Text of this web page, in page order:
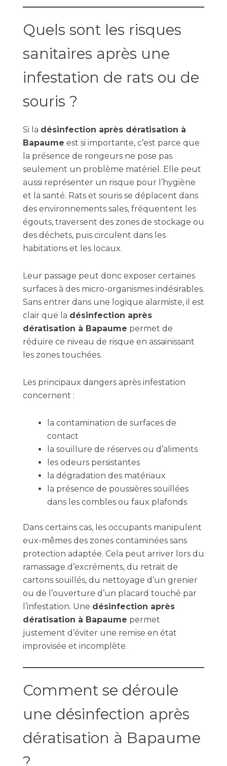
Quels sont les risques
sanitaires après une
infestation de rats ou de
souris ?
Si la désinfection après dératisation à
Bapaume est si importante, c’est parce que
la présence de rongeurs ne pose pas
seulement un problème matériel. Elle peut
aussi représenter un risque pour l’hygiène
et la santé. Rats et souris se déplacent dans
des environnements sales, fréquentent les
égouts, traversent des zones de stockage ou
des déchets, puis circulent dans les
habitations et les locaux.
Leur passage peut donc exposer certaines
surfaces à des micro-organismes indésirables.
Sans entrer dans une logique alarmiste, il est
clair que la désinfection après
dératisation à Bapaume permet de
réduire ce niveau de risque en assainissant
les zones touchées.
Les principaux dangers après infestation
concernent :
la contamination de surfaces de
contact
la souillure de réserves ou d’aliments
les odeurs persistantes
la dégradation des matériaux
la présence de poussières souillées
dans les combles ou faux plafonds
Dans certains cas, les occupants manipulent
eux-mêmes des zones contaminées sans
protection adaptée. Cela peut arriver lors du
ramassage d’excréments, du retrait de
cartons souillés, du nettoyage d’un grenier
ou de l’ouverture d’un placard touché par
l’infestation. Une désinfection après
dératisation à Bapaume permet
justement d’éviter une remise en état
improvisée et incomplète.
Comment se déroule
une désinfection après
dératisation à Bapaume
?